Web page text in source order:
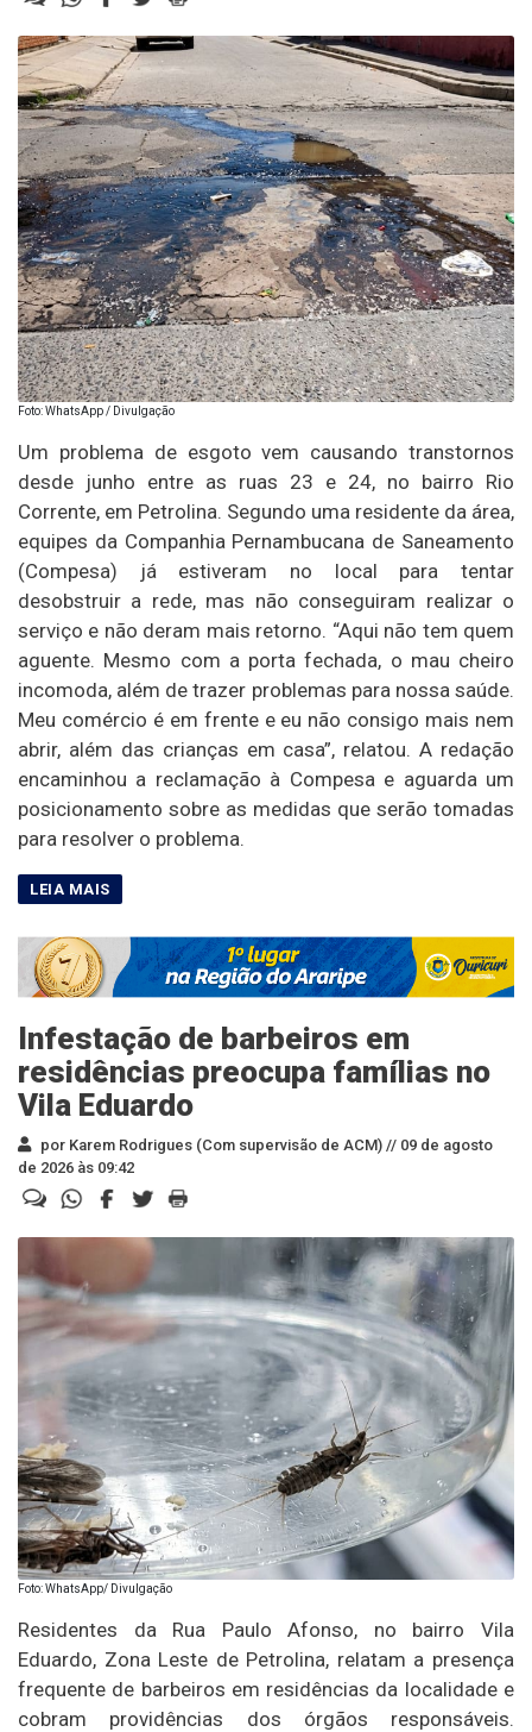
Foto: WhatsApp / Divulgação
Um problema de esgoto vem causando transtornos
desde junho entre as ruas 23 e 24, no bairro Rio
Corrente, em Petrolina. Segundo uma residente da área,
equipes da Companhia Pernambucana de Saneamento
(Compesa) já estiveram no local para tentar
desobstruir a rede, mas não conseguiram realizar o
serviço e não deram mais retorno. “Aqui não tem quem
aguente. Mesmo com a porta fechada, o mau cheiro
incomoda, além de trazer problemas para nossa saúde.
Meu comércio é em frente e eu não consigo mais nem
abrir, além das crianças em casa”, relatou. A redação
encaminhou a reclamação à Compesa e aguarda um
posicionamento sobre as medidas que serão tomadas
para resolver o problema.
Infestação de barbeiros em
residências preocupa famílias no
Vila Eduardo
por Karem Rodrigues (Com supervisão de ACM) // 09 de agosto
de 2026 às 09:42
Foto: WhatsApp/ Divulgação
Residentes da Rua Paulo Afonso, no bairro Vila
Eduardo, Zona Leste de Petrolina, relatam a presença
frequente de barbeiros em residências da localidade e
cobram providências dos órgãos responsáveis.